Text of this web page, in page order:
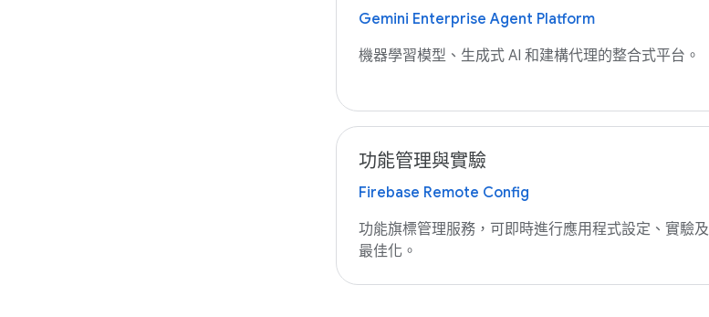
Gemini Enterprise Agent Platform
機器學習模型、生成式 AI 和建構代理的整合式平台。
功能管理與實驗
Firebase Remote Config
功能旗標管理服務，可即時進行應用程式設定、實驗及
最佳化。